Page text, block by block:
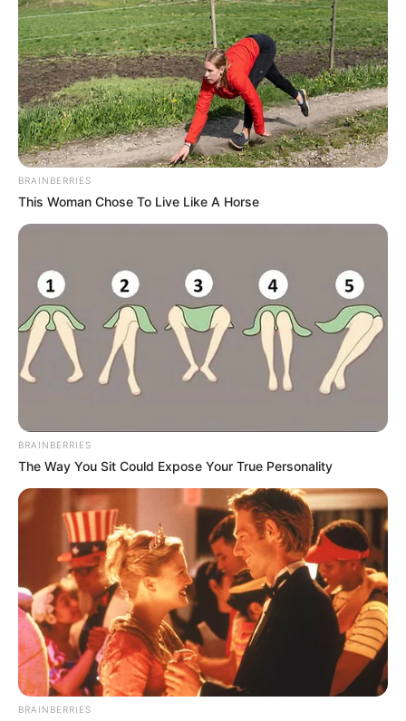
BRAINBERRIES
This Woman Chose To Live Like A Horse
BRAINBERRIES
The Way You Sit Could Expose Your True Personality
BRAINBERRIES